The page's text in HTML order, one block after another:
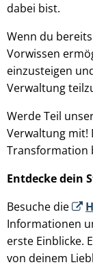
dabei bist.
Wenn du
Vorwissen
einzusteigen
Verwaltung
Werde Teil
Verwaltung mit!
Transformation
Entdecke dein
Besuche die
Informationen
erste Einblicke.
von deinem